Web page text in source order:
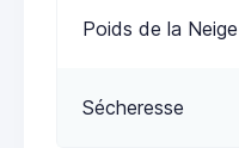
Poids de la Neige
Sécheresse